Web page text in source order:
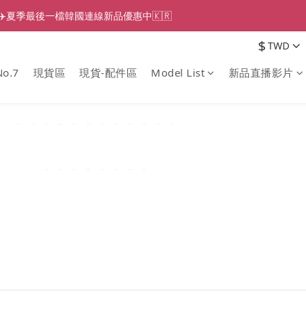
夏季最後一檔韓國連線新品優惠中🇰🇷
$TWD
現貨區 現貨-配件區 Model List 新品直播影片